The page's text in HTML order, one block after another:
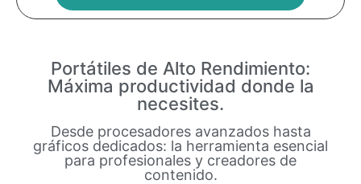
Portátiles de Alto Rendimiento:
Máxima productividad donde la
necesites.
Desde procesadores avanzados hasta
gráficos dedicados: la herramienta esencial
para profesionales y creadores de
contenido.